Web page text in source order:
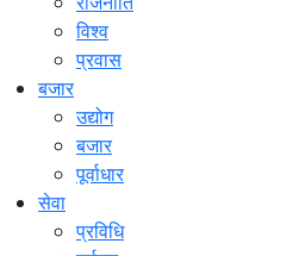
विश्व
प्रवास
बजार
उद्योग
बजार
पूर्वाधार
सेवा
प्रविधि